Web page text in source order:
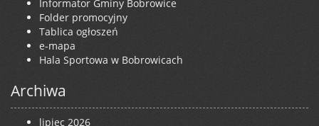
Informator Gminy Bobrowice
Folder promocyjny
Tablica ogłoszeń
e-mapa
Hala Sportowa w Bobrowicach
Archiwa
lipiec 2026